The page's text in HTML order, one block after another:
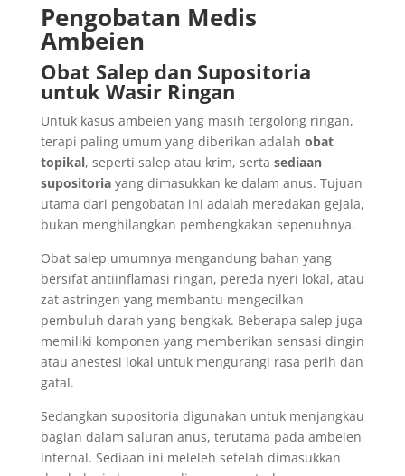
Pengobatan Medis
Ambeien
Obat Salep dan Supositoria
untuk Wasir Ringan
Untuk kasus ambeien yang masih tergolong ringan,
terapi paling umum yang diberikan adalah obat
topikal, seperti salep atau krim, serta sediaan
supositoriayang dimasukkan ke dalam anus. Tujuan
utama dari pengobatan ini adalah meredakan gejala,
bukan menghilangkan pembengkakan sepenuhnya.
Obat salep umumnya mengandung bahan yang
bersifat antiinflamasi ringan, pereda nyeri lokal, atau
zat astringen yang membantu mengecilkan
pembuluh darah yang bengkak. Beberapa salep juga
memiliki komponen yang memberikan sensasi dingin
atau anestesi lokal untuk mengurangi rasa perih dan
gatal.
Sedangkan supositoria digunakan untuk menjangkau
bagian dalam saluran anus, terutama pada ambeien
internal. Sediaan ini meleleh setelah dimasukkan